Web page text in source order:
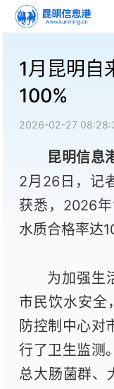
1月昆明自
100%
2026-02-27
昆明信息
2月26日，记
获悉，2026
水质合格率达
为加强生
市民饮水安全
防控制中心对
行了卫生监测
总大肠菌群、